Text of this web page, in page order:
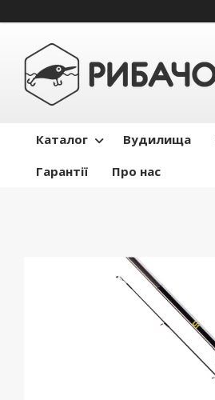
Каталог Вудилища
Гарантії
Про нас